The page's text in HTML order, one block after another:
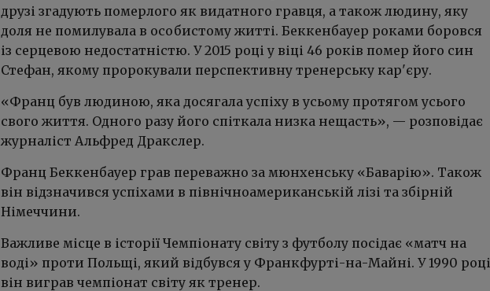
друзі згадують померлого як видатного гравця, а також людину, яку
доля не помилувала в особистому житті. Беккенбауер роками боровся
із серцевою недостатністю. У 2015 році у віці 46 років помер його син
Стефан, якому пророкували перспективну тренерську кар'єру.
«Франц був людиною, яка досягала успіху в усьому протягом усього
свого життя. Одного разу його спіткала низка нещасть», — розповідає
журналіст Альфред Дракслер.
Франц Беккенбауер грав переважно за мюнхенську «Баварію». Також
він відзначився успіхами в північноамериканській лізі та збірній
Німеччини.
Важливе місце в історії Чемпіонату світу з футболу посідає «матч на
воді» проти Польщі, який відбувся у Франкфурті-на-Майні. У 1990 році
він виграв чемпіонат світу як тренер.